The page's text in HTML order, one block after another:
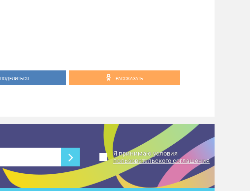
ПОДЕЛИТЬСЯ РАССКАЗАТЬ
Я принимаю условия
пользовательского соглашения